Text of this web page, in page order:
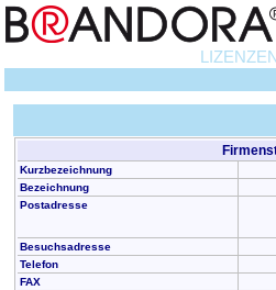
Kurzbezeichnung
Bezeichnung
Postadresse
Besuchsadresse
Telefon
FAX